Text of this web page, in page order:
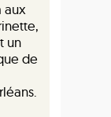
aux
un
de